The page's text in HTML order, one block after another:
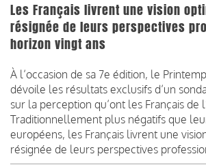
Les Français livrent une vision
résignée de leurs perspectives
horizon vingt ans
À l’occasion de sa 7e édition, le
dévoile les résultats exclusifs d’un
sur la perception qu’ont les Français de
Traditionnellement plus négatifs que
européens, les Français livrent une
résignée de leurs perspectives